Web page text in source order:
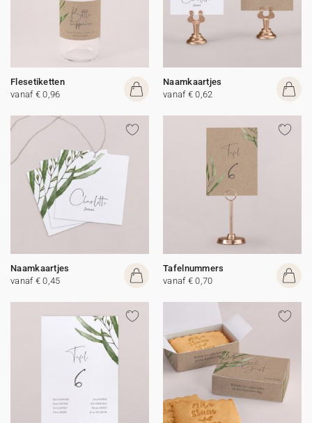
Flesetiketten
vanaf € 0,96
Naamkaartjes
vanaf € 0,62
Naamkaartjes
vanaf € 0,45
Tafelnummers
vanaf € 0,70